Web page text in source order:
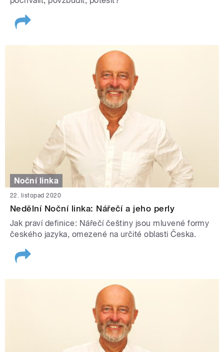
Noční linka
22. listopad 2020
Nedělní Noční linka: Nářečí a jeho perly
Jak praví definice: Nářečí češtiny jsou mluvené formy
českého jazyka, omezené na určité oblasti Česka.